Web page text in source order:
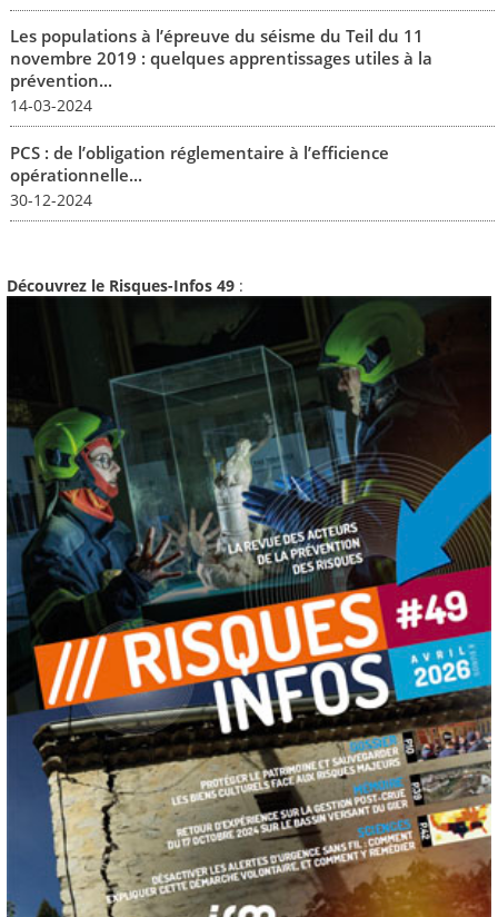
Les populations à l’épreuve du séisme du Teil du 11
novembre 2019 : quelques apprentissages utiles à la
prévention...
14-03-2024
PCS : de l’obligation réglementaire à l’efficience
opérationnelle...
30-12-2024
Découvrez le Risques-Infos 49 :